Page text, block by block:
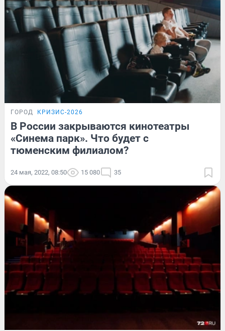
ГОРОД КРИЗИС-2026
В России закрываются кинотеатры
«Синема парк». Что будет с
тюменским филиалом?
24 мая, 2022, 08:50 15 080 35